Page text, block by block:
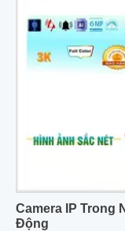
Camera IP Trong
Động